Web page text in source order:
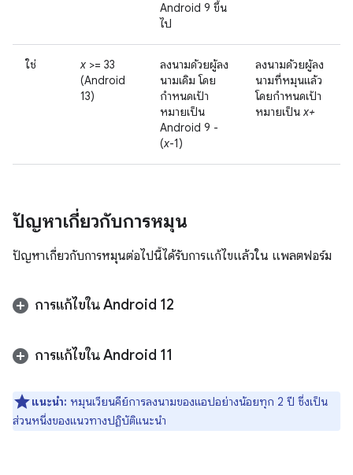
Android 9 ขึ้น
ไป
ใช่ x >= 33
(Android
13)
ลงนามด้วยผู้ลง
นามเดิม โดย
กำหนดเป้า
หมายเป็น
Android 9 -
(x-1)
ลงนามด้วยผู้ลง
นามที่หมุนแล้ว
โดยกำหนดเป้า
หมายเป็นx+
ปัญหาเกี่ยวกับการหมุน
ปัญหาเกี่ยวกับการหมุนต่อไปนี้ได้รับการแก้ไขแล้วใน แพลตฟอร์ม
การแก้ไขใน Android 12
การแก้ไขใน Android 11
แนะนำ: หมุนเวียนคีย์การลงนามของแอปอย่างน้อยทุก 2 ปี ซึ่งเป็น
ส่วนหนึ่งของแนวทางปฏิบัติแนะนำ